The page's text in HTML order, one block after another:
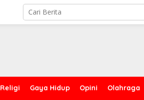
Religi Gaya Hidup Opini Olahraga